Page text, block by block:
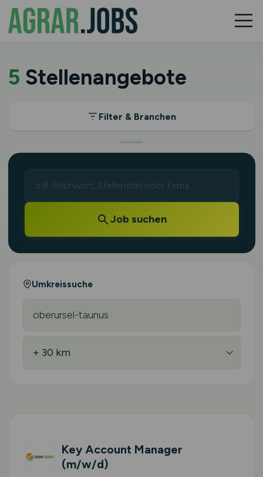
5 Stellenangebote
Filter & Branchen
Job suchen
Umkreissuche
Key Account Manager
(m/w/d)